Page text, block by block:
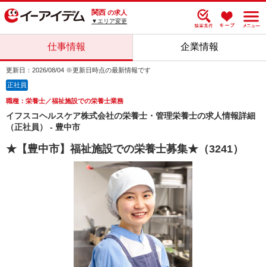
関西 の求人
▼エリア変更
仕事情報 企業情報
更新日：2026/08/04 ※更新日時点の最新情報です
正社員
職種：栄養士／福祉施設での栄養士業務
イフスコヘルスケア株式会社の栄養士・管理栄養士の求人情報詳細
（正社員） - 豊中市
★【豊中市】福祉施設での栄養士募集★（3241）